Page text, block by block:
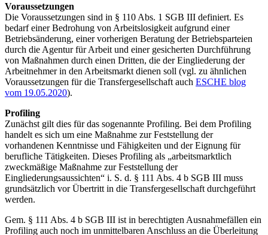
Voraussetzungen
Die Voraussetzungen sind in § 110 Abs. 1 SGB III definiert. Es
bedarf einer Bedrohung von Arbeitslosigkeit aufgrund einer
Betriebsänderung, einer vorherigen Beratung der Betriebsparteien
durch die Agentur für Arbeit und einer gesicherten Durchführung
von Maßnahmen durch einen Dritten, die der Eingliederung der
Arbeitnehmer in den Arbeitsmarkt dienen soll (vgl. zu ähnlichen
Voraussetzungen für die Transfergesellschaft auch ESCHE blog
vom 19.05.2020).
Profiling
Zunächst gilt dies für das sogenannte Profiling. Bei dem Profiling
handelt es sich um eine Maßnahme zur Feststellung der
vorhandenen Kenntnisse und Fähigkeiten und der Eignung für
berufliche Tätigkeiten. Dieses Profiling als „arbeitsmarktlich
zweckmäßige Maßnahme zur Feststellung der
Eingliederungsaussichten“ i. S. d. § 111 Abs. 4 b SGB III muss
grundsätzlich vor Übertritt in die Transfergesellschaft durchgeführt
werden.
Gem. § 111 Abs. 4 b SGB III ist in berechtigten Ausnahmefällen ein
Profiling auch noch im unmittelbaren Anschluss an die Überleitung